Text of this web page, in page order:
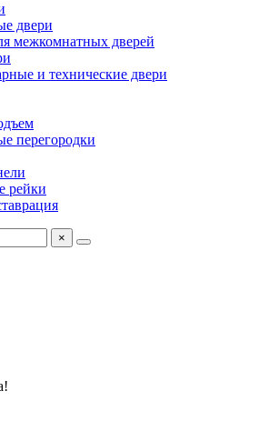
двери
межкомнатных дверей
и технические двери
перегородки
рейки
×